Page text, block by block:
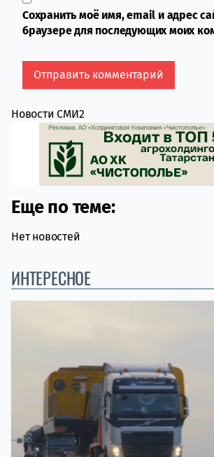
Сохранить моё имя, email и адрес
браузере для последующих моих
Новости СМИ2
Еще по теме:
Нет новостей
ИНТЕРЕСНОЕ